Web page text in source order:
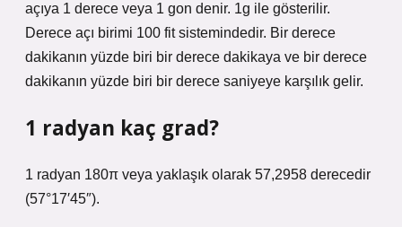
açıya 1 derece veya 1 gon denir. 1g ile gösterilir.
Derece açı birimi 100 fit sistemindedir. Bir derece
dakikanın yüzde biri bir derece dakikaya ve bir derece
dakikanın yüzde biri bir derece saniyeye karşılık gelir.
1 radyan kaç grad?
1 radyan 180π veya yaklaşık olarak 57,2958 derecedir
(57°17′45″).